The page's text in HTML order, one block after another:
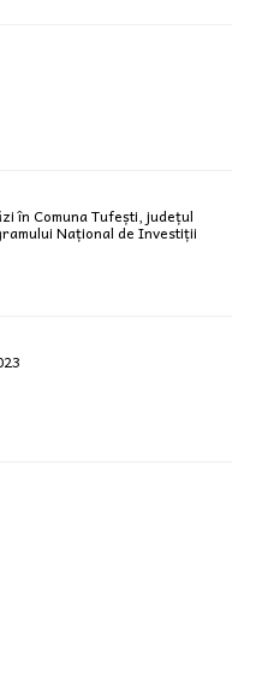
în Comuna Tufești, județul
Național de Investiții